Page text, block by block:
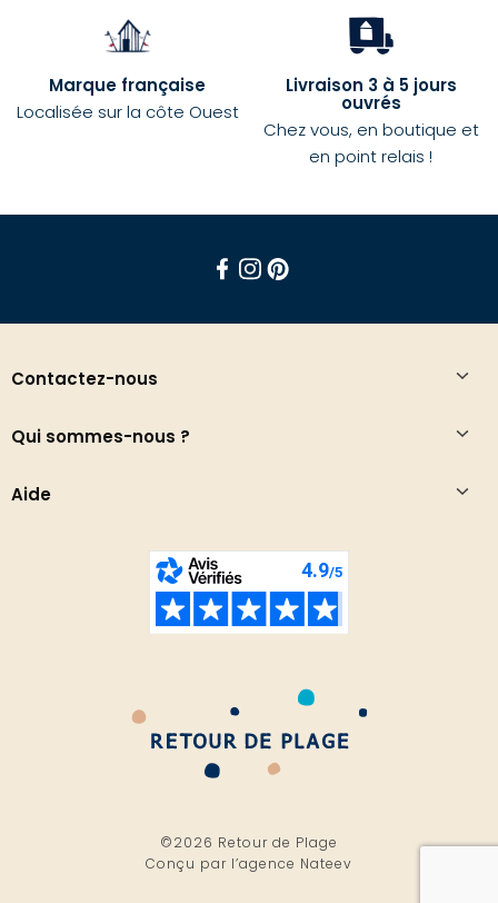
Marque française
Localisée sur la côte Ouest
Livraison 3 à 5 jours
ouvrés
Chez vous, en boutique et
en point relais !
Contactez-nous
Qui sommes-nous ?
Aide
©2026 Retour de Plage
Conçu par l’agence Nateev